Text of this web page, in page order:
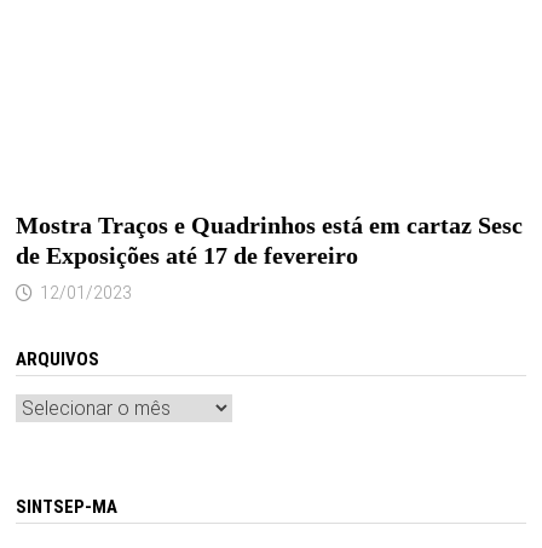
Mostra Traços e Quadrinhos está em cartaz Sesc
de Exposições até 17 de fevereiro
12/01/2023
ARQUIVOS
Arquivos
SINTSEP-MA